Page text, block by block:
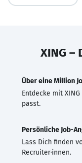
XING –
Über eine Million
Entdecke mit
passt.
Persönliche Job-
Lass Dich finden
Recruiter·innen.